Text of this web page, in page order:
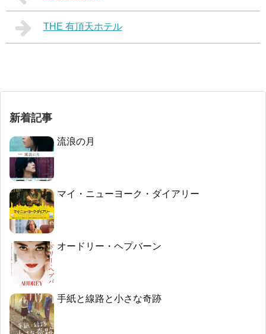
THE 有頂天ホテル
新着記事
流浪の月
マイ・ニューヨーク・ダイアリー
オードリー・ヘプバーン
手紙と線路と小さな奇跡